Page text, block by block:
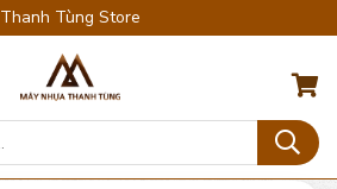
Thanh Tùng Store